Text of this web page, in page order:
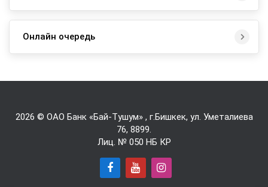
Онлайн очередь
2026 © ОАО Банк «Бай-Tушум» , г.Бишкек, ул. Уметалиева
76, 8899.
Лиц. № 050 НБ КР